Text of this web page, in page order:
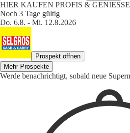
HIER KAUFEN PROFIS &
Noch 3 Tage gültig
Do. 6.8. - Mi. 12.8.2026
Prospekt öffnen
Mehr Prospekte
Werde benachrichtigt, sobald neue